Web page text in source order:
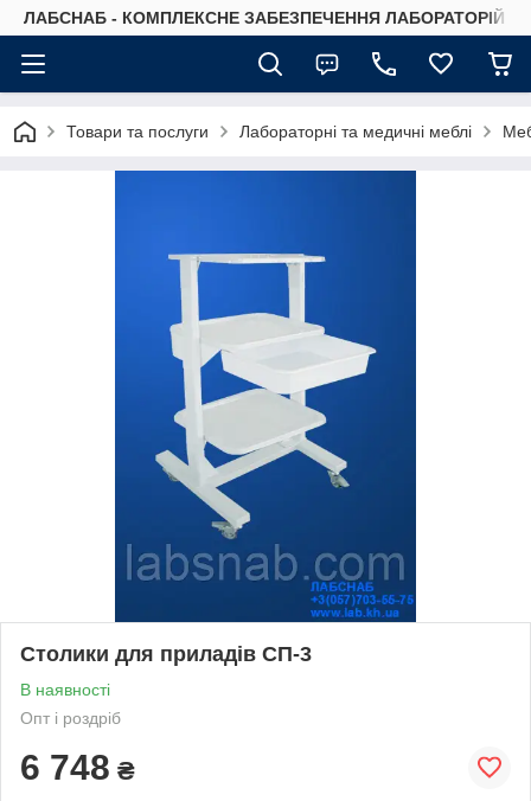
ЛАБСНАБ - КОМПЛЕКСНЕ ЗАБЕЗПЕЧЕННЯ ЛАБОРАТОРІЙ
Товари та послуги Лабораторні та медичні меблі
Столики для приладів СП-3
В наявності
Опт і роздріб
6 748 ₴